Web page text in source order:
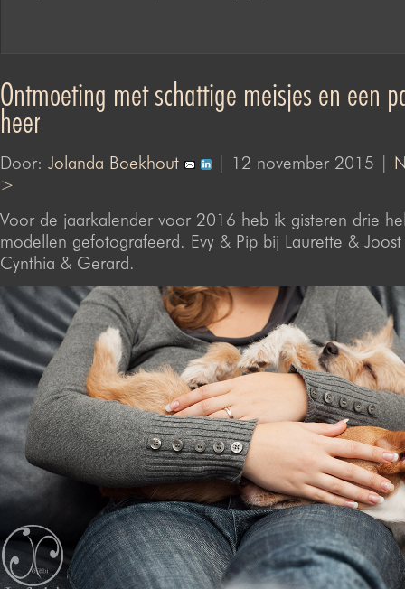
Ontmoeting met schattige meisjes en een
heer
Door: Jolanda Boekhout | 12 november 2015 |
>
Voor de jaarkalender voor 2016 heb ik gisteren drie
modellen gefotografeerd. Evy & Pip bij Laurette &
Cynthia & Gerard.